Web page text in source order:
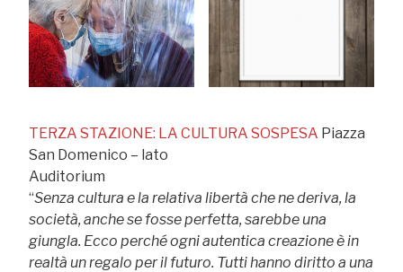
TERZA STAZIONE: LA CULTURA SOSPESA Piazza
San Domenico – lato
Auditorium
“Senza cultura e la relativa libertà che ne deriva, la
società, anche se fosse perfetta, sarebbe una
giungla. Ecco perché ogni autentica creazione è in
realtà un regalo per il futuro. Tutti hanno diritto a una